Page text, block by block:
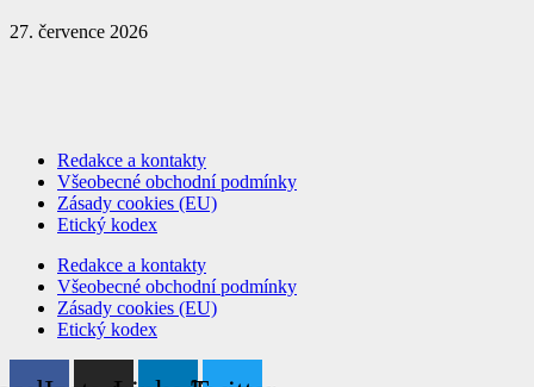
27. července 2026
Redakce a kontakty
Všeobecné obchodní podmínky
Zásady cookies (EU)
Etický kodex
Redakce a kontakty
Všeobecné obchodní podmínky
Zásady cookies (EU)
Etický kodex